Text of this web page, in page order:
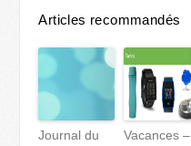
Articles recommandés
Journal du
Vacances –